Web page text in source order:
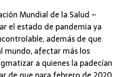
Mundial de la Salud –
el estado de pandemia ya
además de que
mundo, afectar más los
a quienes la padecían